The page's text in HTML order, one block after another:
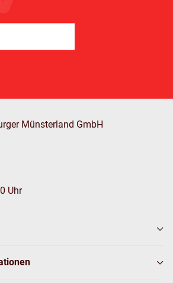
Münsterland GmbH
Uhr